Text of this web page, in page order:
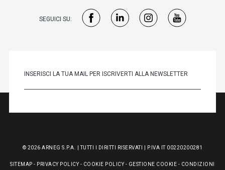
SEGUICI SU:
© 2026 ARNEG S.P.A. | TUTTI I DIRITTI RISERVATI | P.IVA IT 00220200281
SITEMAP - PRIVACY POLICY - COOKIE POLICY - GESTIONE COOKIE - CONDIZIONI